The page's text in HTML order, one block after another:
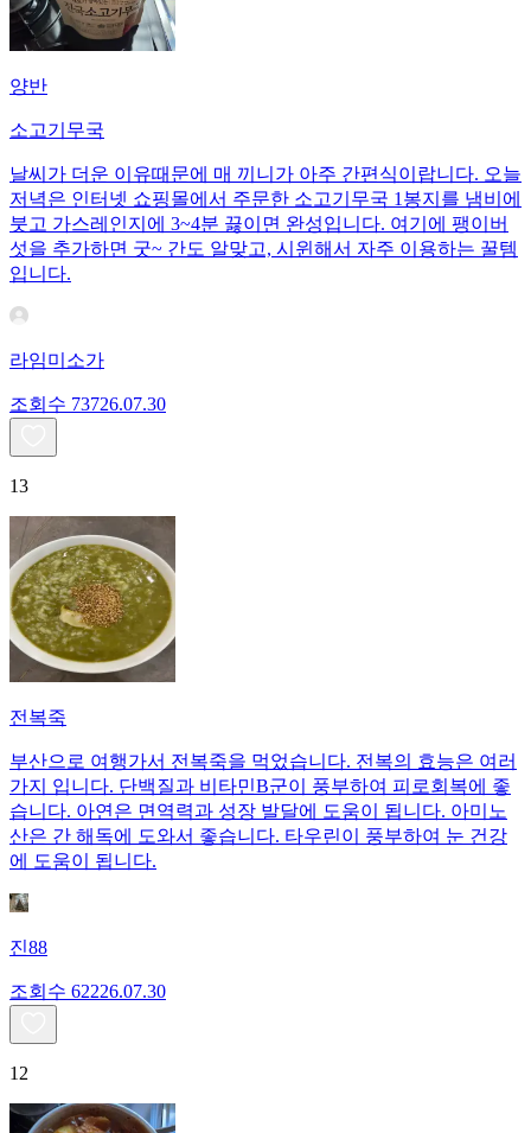
양반
소고기무국
날씨가 더운 이유때문에 매 끼니가 아주 간편식이랍니다. 오늘
저녁은 인터넷 쇼핑몰에서 주문한 소고기무국 1봉지를 냄비에
붓고 가스레인지에 3~4분 끓이면 완성입니다. 여기에 팽이버
섯을 추가하면 굿~ 간도 알맞고, 시윈해서 자주 이용하는 꿀템
입니다.
라임미소가
조회수 73726.07.30
13
전복죽
부산으로 여행가서 전복죽을 먹었습니다. 전복의 효능은 여러
가지 입니다. 단백질과 비타민B군이 풍부하여 피로회복에 좋
습니다. 아연은 면역력과 성장 발달에 도움이 됩니다. 아미노
산은 간 해독에 도와서 좋습니다. 타우린이 풍부하여 눈 건강
에 도움이 됩니다.
진88
조회수 62226.07.30
12